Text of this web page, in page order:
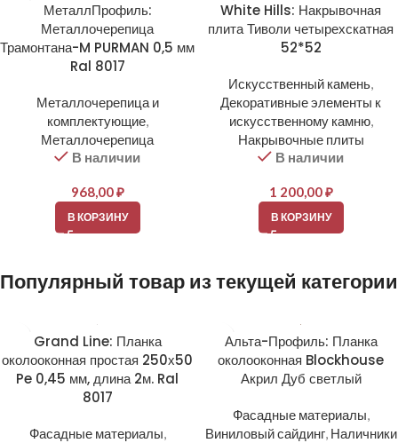
МеталлПрофиль:
Металлочерепица
Трамонтана-M PURMAN 0,5 мм
Ral 8017
Металлочерепица и
комплектующие,
Металлочерепица
В наличии
968,00₽
В КОРЗИНУ
White Hills: Накрывочная
плита Тиволи четырехскатная
52*52
Искусственный камень,
Декоративные элементы к
искусственному камню,
Накрывочные плиты
В наличии
1 200,00₽
В КОРЗИНУ
Популярный товар из текущей категории
Grand Line: Планка
околооконная простая 250х50
Pe 0,45 мм, длина 2м. Ral
8017
Фасадные материалы,
Альта-Профиль: Планка
околооконная Blockhouse
Акрил Дуб светлый
Фасадные материалы,
Виниловый сайдинг, Наличники